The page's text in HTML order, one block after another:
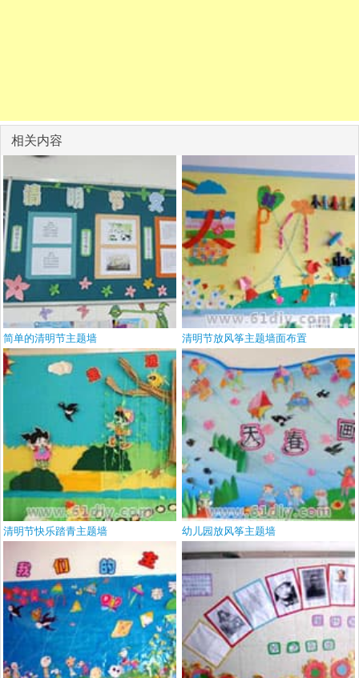
相关内容
简单的清明节主题墙 清明节放风筝主题墙面布置
清明节快乐踏青主题墙 幼儿园放风筝主题墙